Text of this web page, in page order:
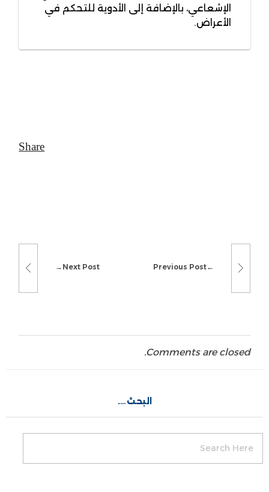
الإشعاعي، بالإضافة إلى الأدوية للتحكم في
الأعراض.
Previous Post
Next Post
Comments are closed.
البحث….